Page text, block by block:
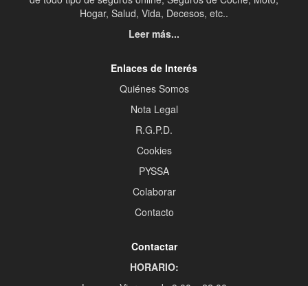
Hogar, Salud, Vida, Decesos, etc..
Leer más...
Enlaces de Interés
Quiénes Somos
Nota Legal
R.G.P.D.
Cookies
PYSSA
Colaborar
Contacto
Contactar
HORARIO: